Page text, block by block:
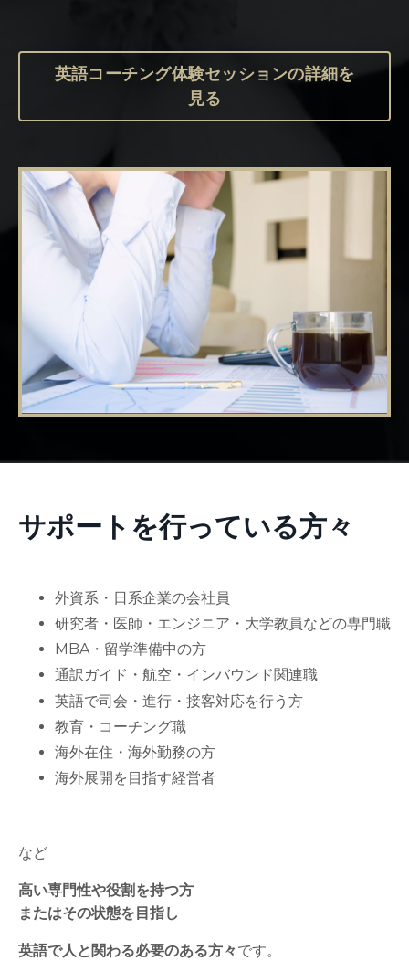
英語コーチング体験セッションの詳細を
見る
サポートを行っている方々
外資系・日系企業の会社員
研究者・医師・エンジニア・大学教員などの専門職
MBA・留学準備中の方
通訳ガイド・航空・インバウンド関連職
英語で司会・進行・接客対応を行う方
教育・コーチング職
海外在住・海外勤務の方
海外展開を目指す経営者
など
高い専門性や役割を持つ方
またはその状態を目指し
英語で人と関わる必要のある方々です。